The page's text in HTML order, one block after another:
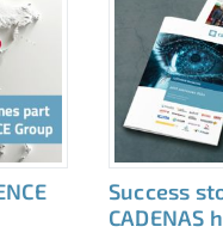
Success
CADENAS